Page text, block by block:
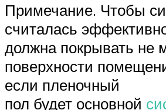
Примечание. Чтобы
считалась
должна покрывать не
поверхности
если пленочный
пол будет основной